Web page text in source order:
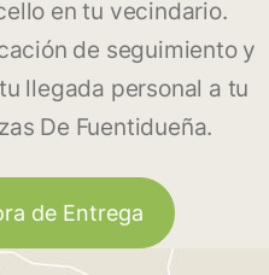
en tu vecindario.
de seguimiento y
llegada personal a tu
De Fuentidueña.
de Entrega